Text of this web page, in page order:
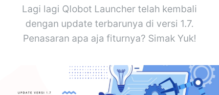
Lagi lagi Qlobot Launcher telah kembali
dengan update terbarunya di versi 1.7.
Penasaran apa aja fiturnya? Simak Yuk!